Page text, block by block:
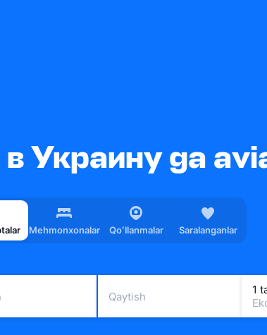
в Украину ga
Mehmonxonalar Qoʻllanmalar Saralanganlar
Qaytish
1